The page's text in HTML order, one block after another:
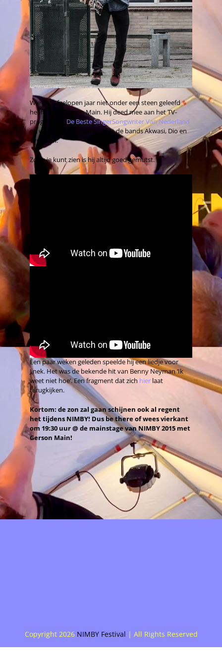
Wie het afgelopen jaar niet onder een steen geleefd
heeft, kent Gerson Main. Hij deed mee aan het TV-
programma De Beste SingerSongwriter Van Nederland
en werkte eerder samen met de bands Akwasi, Dio en
Typhoon.
Zoals je kunt zien is hij altijd goed gemutst.
Een paar weken geleden speelde hij een liedje voor
Jinek. Het was de bekende hit van Benny Neyman ‘Ik
weet niet hoe’. Een fragment dat zich hier laat
terugkijken.
Kortom: de zon zal gaan schijnen ook al regent
het tijdens NIMBY! Dus be there of wees vierkant
om 19:30 uur @ de mainstage van NIMBY 2015 met
Gerson Main!
Copyright 2026 NIMBY Festival | All Rights Reserved